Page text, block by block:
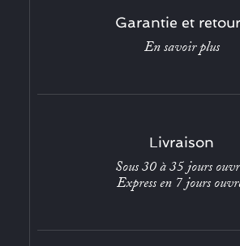
Garantie et
En savoir plus
Livraison
Sous 30 à 35 jours
Express en 7 jours